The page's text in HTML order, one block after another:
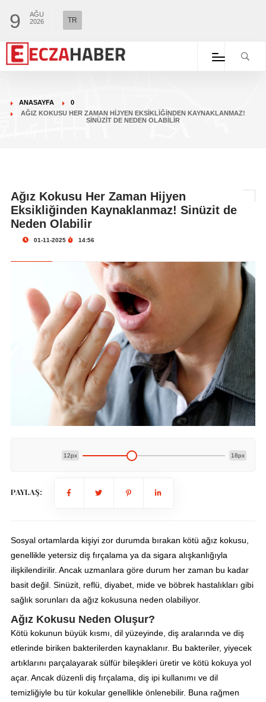
9
AĞU
2026
TR
ANASAYFA
0
AĞIZ KOKUSU HER ZAMAN HIJYEN EKSIKLIĞINDEN KAYNAKLANMAZ!
SINÜZIT DE NEDEN OLABILIR
Ağız Kokusu Her Zaman Hijyen
Eksikliğinden Kaynaklanmaz! Sinüzit de
Neden Olabilir
01-11-2025 14:56
12px 18px
PAYLAŞ:
Sosyal ortamlarda kişiyi zor durumda bırakan kötü ağız kokusu,
genellikle yetersiz diş fırçalama ya da sigara alışkanlığıyla
ilişkilendirilir. Ancak uzmanlara göre durum her zaman bu kadar
basit değil. Sinüzit, reflü, diyabet, mide ve böbrek hastalıkları gibi
sağlık sorunları da ağız kokusuna neden olabiliyor.
Ağız Kokusu Neden Oluşur?
Kötü kokunun büyük kısmı, dil yüzeyinde, diş aralarında ve diş
etlerinde biriken bakterilerden kaynaklanır. Bu bakteriler, yiyecek
artıklarını parçalayarak sülfür bileşikleri üretir ve kötü kokuya yol
açar. Ancak düzenli diş fırçalama, diş ipi kullanımı ve dil
temizliğiyle bu tür kokular genellikle önlenebilir. Buna rağmen